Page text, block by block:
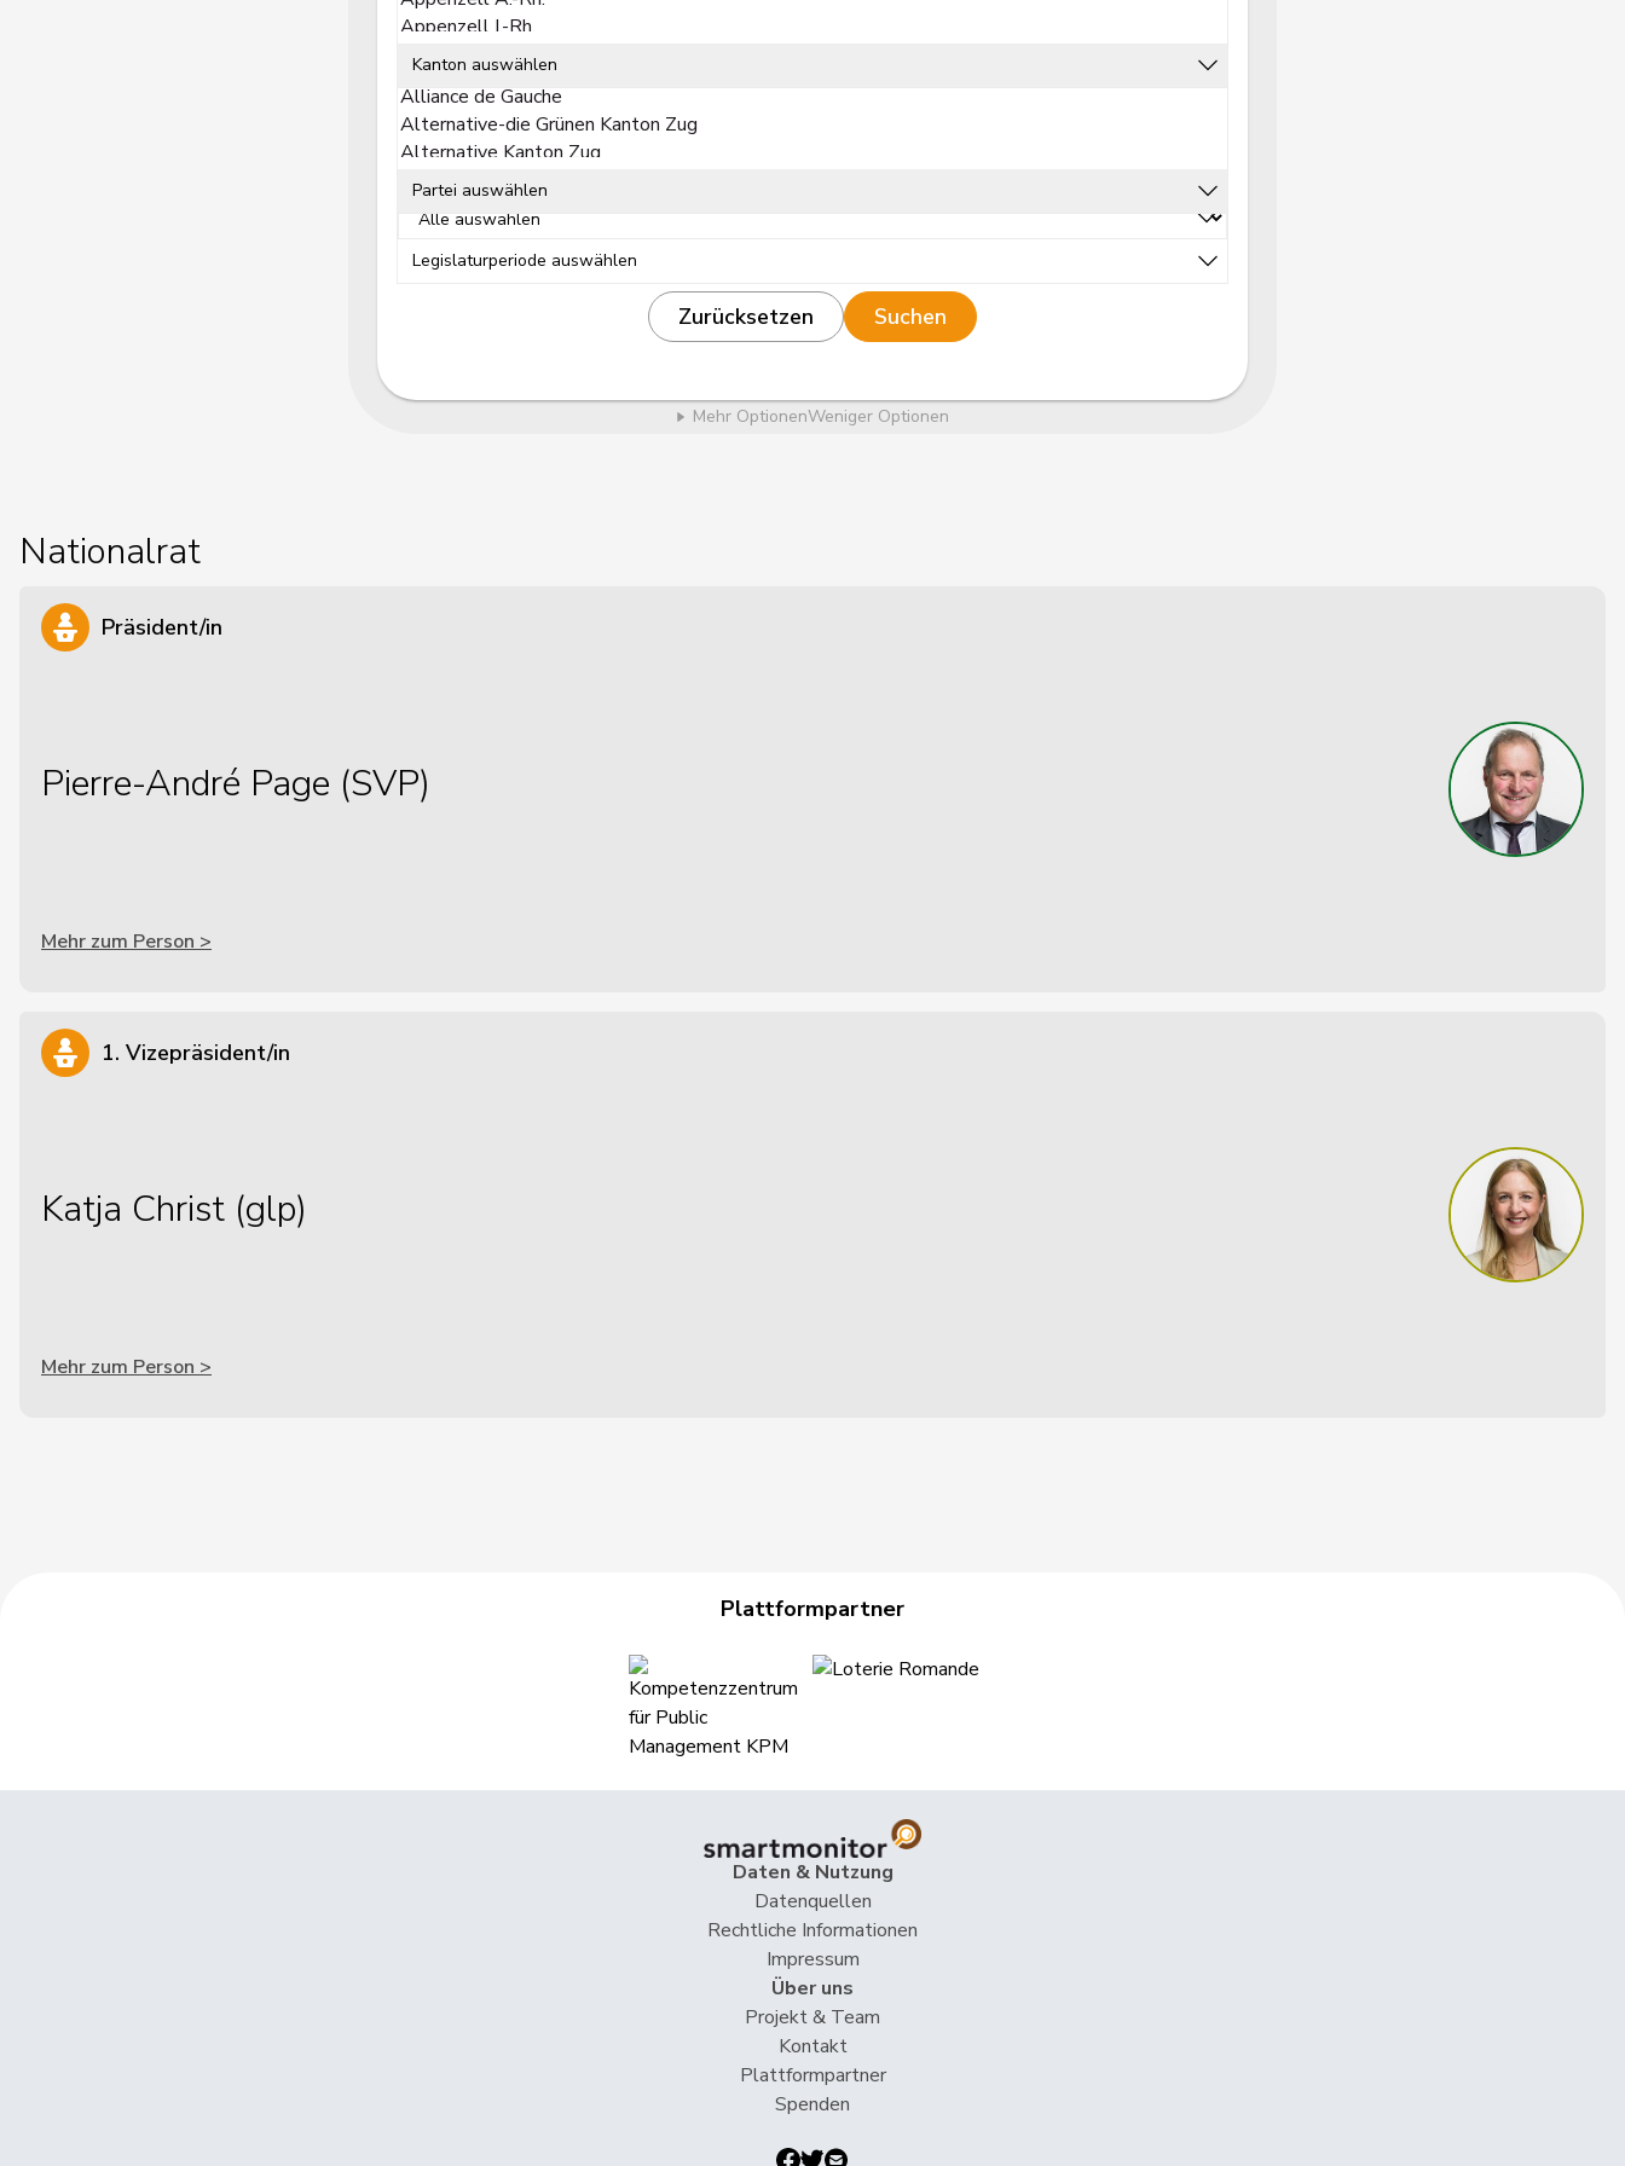
Kanton auswählen
Partei
Partei auswählen
Zeitraum
Legislaturperiode auswählen
Zurücksetzen
Mehr OptionenWeniger Optionen
Nationalrat
Präsident/in
Pierre-André Page (SVP)
Mehr zum Person >
1. Vizepräsident/in
Katja Christ (glp)
Mehr zum Person >
Plattformpartner
Daten & Nutzung
Datenquellen
Rechtliche Informationen
Impressum
Über uns
Projekt & Team
Kontakt
Plattformpartner
Spenden